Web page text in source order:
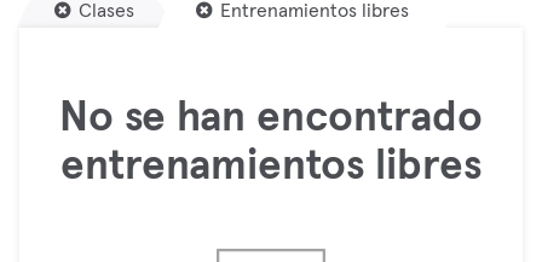
Clases Entrenamientos libres
No se han encontrado
entrenamientos libres